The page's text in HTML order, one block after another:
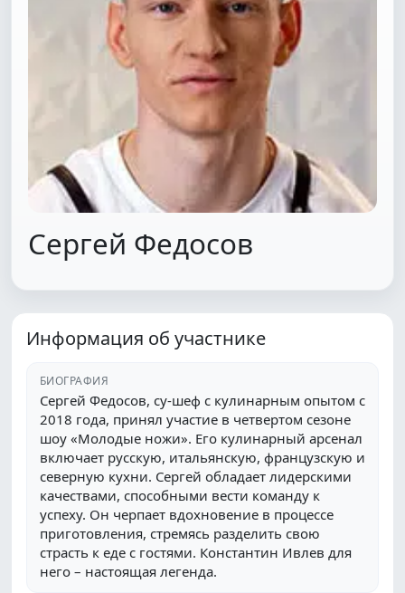
Сергей Федосов
Информация об участнике
БИОГРАФИЯ
Сергей Федосов, су-шеф с кулинарным опытом с
2018 года, принял участие в четвертом сезоне
шоу «Молодые ножи». Его кулинарный арсенал
включает русскую, итальянскую, французскую и
северную кухни. Сергей обладает лидерскими
качествами, способными вести команду к
успеху. Он черпает вдохновение в процессе
приготовления, стремясь разделить свою
страсть к еде с гостями. Константин Ивлев для
него – настоящая легенда.